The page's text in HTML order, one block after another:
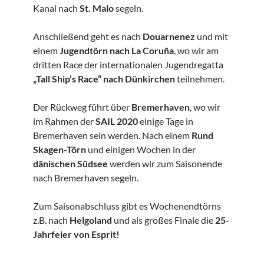
Kanal nach St. Malosegeln.
Anschließend geht es nach Douarnenez und mit
einemJugendtörn nach La Coruña, wo wir am
dritten Race der internationalen Jugendregatta
„Tall Ship’s Race“ nach Dünkirchenteilnehmen.
Der Rückweg führt über Bremerhaven, wo wir
im Rahmen derSAIL 2020einige Tage in
Bremerhaven sein werden. Nach einem Rund
Skagen-Törn und einigen Wochen in der
dänischen Südsee werden wir zum Saisonende
nach Bremerhaven segeln.
Zum Saisonabschluss gibt es Wochenendtörns
z.B. nach Helgoland und als großes Finale die 25-
Jahrfeier von Esprit!